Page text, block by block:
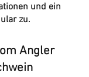
und ein
zu.
Angler